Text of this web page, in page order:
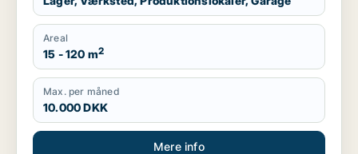
Areal
15 - 120 m2
Max. per måned
10.000 DKK
Mere info